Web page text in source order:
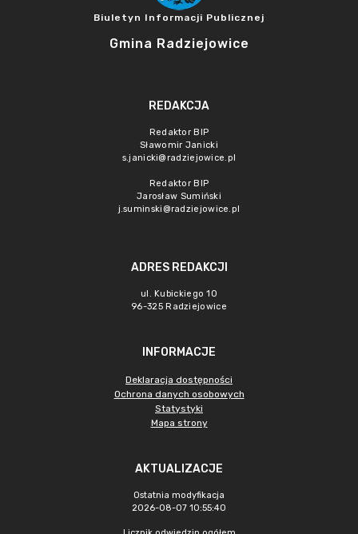
Biuletyn Informacji Publicznej
Gmina Radziejowice
REDAKCJA
Redaktor BIP
Sławomir Janicki
s.janicki@radziejowice.pl
Redaktor BIP
Jarosław Sumiński
j.suminski@radziejowice.pl
ADRES REDAKCJI
ul. Kubickiego 10
96-325 Radziejowice
INFORMACJE
Deklaracja dostępności
Ochrona danych osobowych
Statystyki
Mapa strony
AKTUALIZACJE
Ostatnia modyfikacja
2026-08-07 10:55:40